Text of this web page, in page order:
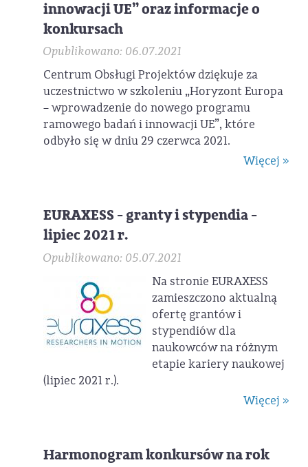
innowacji UE” oraz informacje o
konkursach
Opublikowano: 06.07.2021
Centrum Obsługi Projektów dziękuje za
uczestnictwo w szkoleniu „Horyzont Europa
– wprowadzenie do nowego programu
ramowego badań i innowacji UE”, które
odbyło się w dniu 29 czerwca 2021.
Więcej »
EURAXESS - granty i stypendia -
lipiec 2021 r.
Opublikowano: 05.07.2021
Na stronie EURAXESS
zamieszczono aktualną
ofertę grantów i
stypendiów dla
naukowców na różnym
etapie kariery naukowej
(lipiec 2021 r.).
Więcej »
Harmonogram konkursów na rok